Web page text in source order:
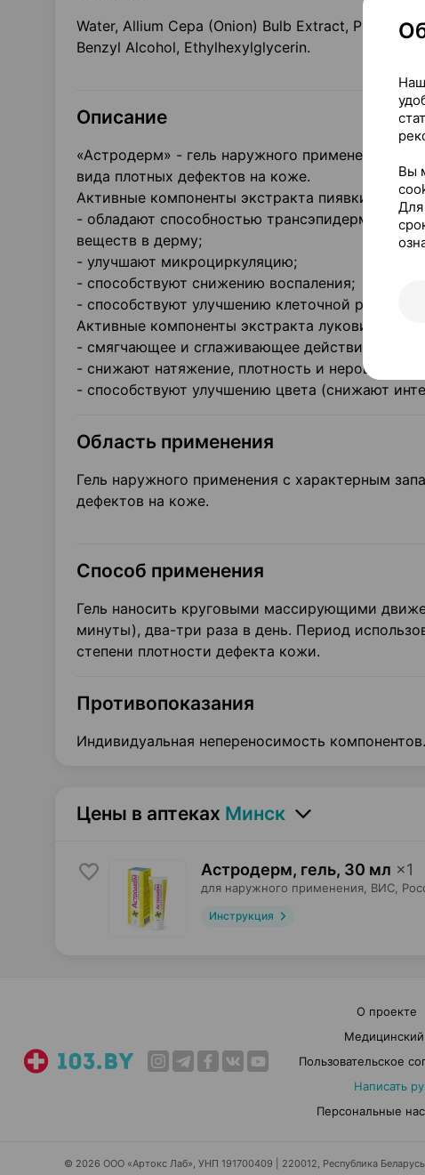
Water, Allium Cepa (Onion) Bulb Extract, Propylen
Benzyl Alcohol, Ethylhexylglycerin.
Описание
«Астродерм» - гель наружного применения с
вида плотных дефектов на коже.
Активные компоненты экстракта пиявки:
- обладают способностью трансэпидермальной
веществ в дерму;
- улучшают микроциркуляцию;
- способствуют снижению воспаления;
- способствуют улучшению клеточной
Активные компоненты экстракта луковиц
- смягчающее и сглаживающее действие на
- снижают натяжение, плотность и неровность
- способствуют улучшению цвета (снижают
Область применения
Гель наружного применения с характерным
дефектов на коже.
Способ применения
Гель наносить круговыми массирующими
минуты), два-три раза в день. Период
степени плотности дефекта кожи.
Противопоказания
Индивидуальная непереносимость компонентов.
Цены в аптеках Минск
Астродерм, гель, 30 мл ×1
для наружного применения, ВИС ,
Инструкция
О проекте
Пользовательское
Написать
Персональные
© 2026 ООО «Артокс Лаб», УНП 191700409 | 220012, Республика
Вы